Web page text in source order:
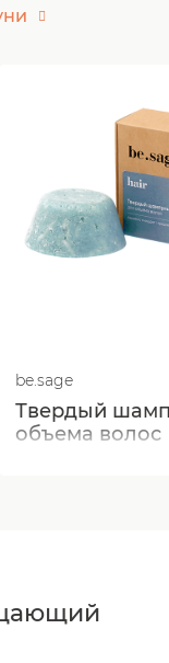
be.sage
Твердый
объема волос